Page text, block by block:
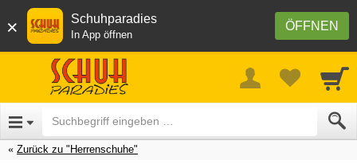
× ÖFFNEN
Schuhparadies
In App öffnen
Zurück zu "Herrenschuhe"